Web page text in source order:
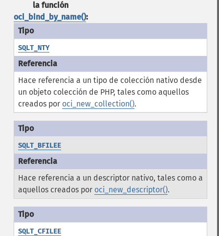
la función
oci_bind_by_name():
SQLT_NTY
Hace referencia a un tipo de colección nativo desde
un objeto colección de PHP, tales como aquellos
creados por oci_new_collection().
SQLT_BFILEE
Hace referencia a un descriptor nativo, tales como a
aquellos creados por oci_new_descriptor().
SQLT_CFILEE